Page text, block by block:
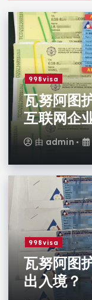
998visa
瓦努阿图
互联网企
由 admin
998visa
瓦努阿图
出入境？